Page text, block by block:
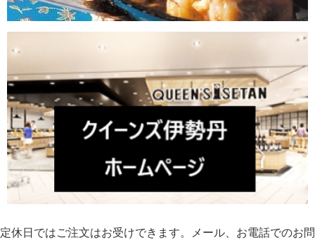
定休日ではご注文はお受けできます。メール、お電話でのお問